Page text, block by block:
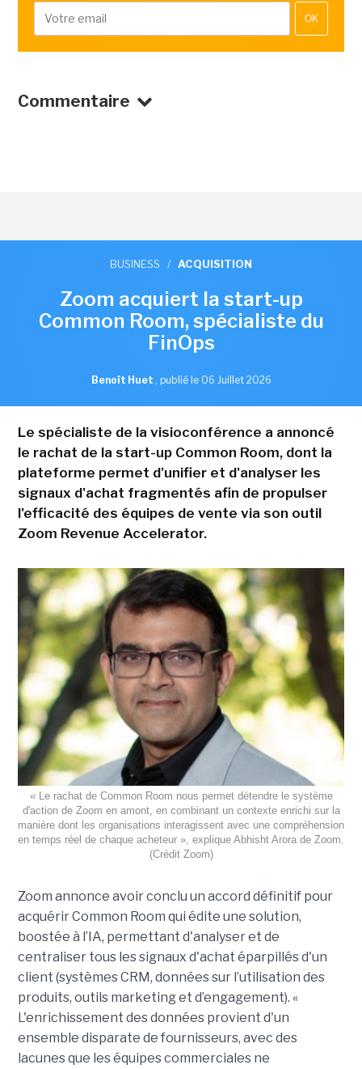
OK
Commentaire
BUSINESS / ACQUISITION
Zoom acquiert la start-up
Common Room, spécialiste du
FinOps
Benoît Huet , publié le 06 Juillet 2026
Le spécialiste de la visioconférence a annoncé
le rachat de la start-up Common Room, dont la
plateforme permet d'unifier et d'analyser les
signaux d'achat fragmentés afin de propulser
l'efficacité des équipes de vente via son outil
Zoom Revenue Accelerator.
« Le rachat de Common Room nous permet détendre le système
d'action de Zoom en amont, en combinant un contexte enrichi sur la
manière dont les organisations interagissent avec une compréhension
en temps réel de chaque acheteur », explique Abhisht Arora de Zoom.
(Crédit Zoom)
Zoom annonce avoir conclu un accord définitif pour
acquérir Common Room qui édite une solution,
boostée à l’IA, permettant d'analyser et de
centraliser tous les signaux d'achat éparpillés d'un
client (systèmes CRM, données sur l’utilisation des
produits, outils marketing et d’engagement). «
L'enrichissement des données provient d'un
ensemble disparate de fournisseurs, avec des
lacunes que les équipes commerciales ne